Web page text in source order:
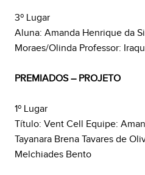
3º Lugar
Aluna: Amanda Henrique da
Moraes/Olinda Professor:
PREMIADOS – PROJETO
1º Lugar
Título: Vent Cell Equipe:
Tayanara Brena Tavares de
Melchiades Bento